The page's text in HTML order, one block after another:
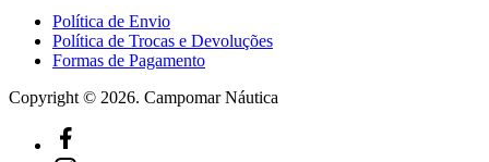
Política de Envio
Política de Trocas e Devoluções
Formas de Pagamento
Copyright © 2026. Campomar Náutica